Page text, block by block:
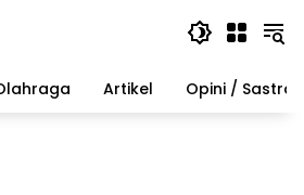
Artikel Opini / Sastra